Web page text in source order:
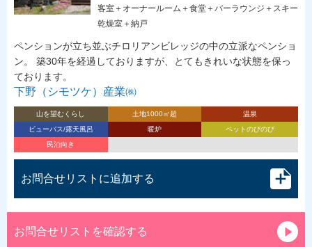
客室＋オーナールーム＋食堂＋バーラウンジ＋スキー
乾燥室＋納戸
ペンションが立ち並ぶチロリアンビレッジの中の立派なペンショ
ン。 築30年を経過しておりますが、とてもきれいな状態を保っ
ております。
下野（シモツケ）産業㈱
山を望むくらし 土地1000㎡超
温泉
ビューバス/露天風呂
暖炉
ペットのびのび
民泊向き
お問合せリストに追加する
お問合せリストを確認する